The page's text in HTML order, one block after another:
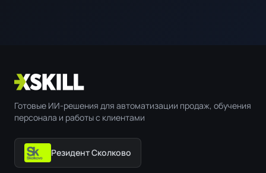
Готовые ИИ-решения для автоматизации продаж, обучения
персонала и работы с клиентами
Резидент Сколково